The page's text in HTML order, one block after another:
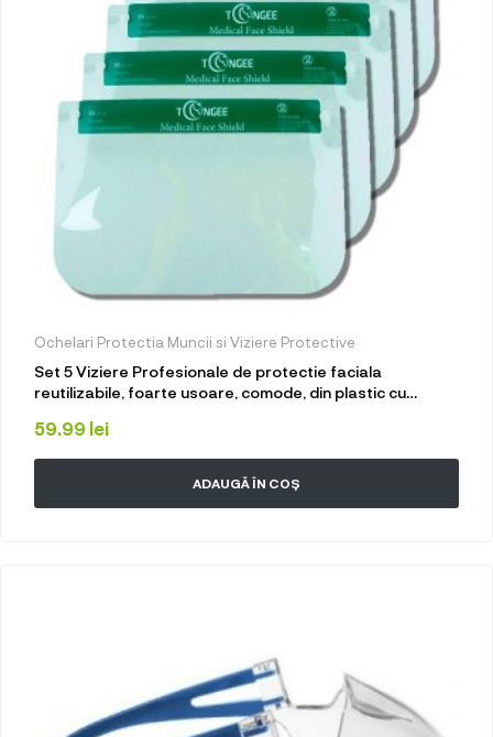
Ochelari Protectia Muncii si Viziere Protective
Set 5 Viziere Profesionale de protectie faciala
reutilizabile, foarte usoare, comode, din plastic cu
59.99 lei
ADAUGĂ ÎN COȘ